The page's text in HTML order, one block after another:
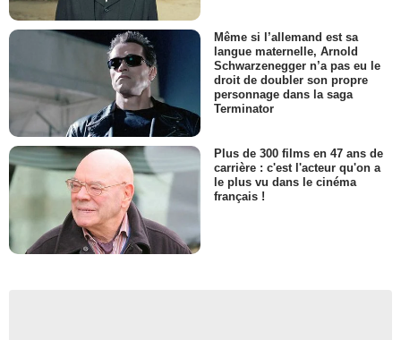
Même si l’allemand est sa
langue maternelle, Arnold
Schwarzenegger n’a pas eu le
droit de doubler son propre
personnage dans la saga
Terminator
Plus de 300 films en 47 ans de
carrière : c'est l'acteur qu'on a
le plus vu dans le cinéma
français !